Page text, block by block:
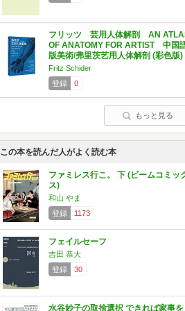
フリッツ 芸用人体解剖 AN
OF ANATOMY FOR ARTIST 中国
版美術/弗里茨艺用人体解剖 (彩色版)
Fritz Schider
登録
0
もっと見る
この本を読んだ人がよく読む本
ファミレス行こ。 下 (ビームコミッ
ス)
和山 やま
登録
1173
フェイルセーフ
吉田 恭大
登録
30
水谷妙子の取捨選択 できれば家事を